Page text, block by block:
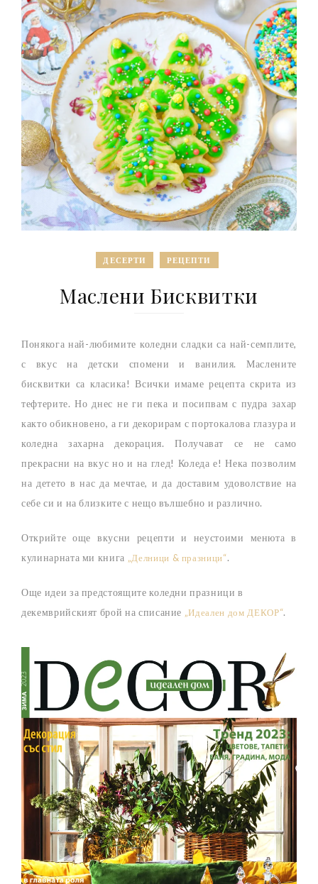
ДЕСЕРТИ РЕЦЕПТИ
Маслени Бисквитки
Понякога най-любимите коледни сладки са най-семплите,
с вкус на детски спомени и ванилия. Маслените
бисквитки са класика! Всички имаме рецепта скрита из
тефтерите. Но днес не ги пека и посипвам с пудра захар
както обикновено, а ги декорирам с портокалова глазура и
коледна захарна декорация. Получават се не само
прекрасни на вкус но и на глед! Коледа е! Нека позволим
на детето в нас да мечтае, и да доставим удоволствие на
себе си и на близките с нещо вълшебно и различно.
Открийте още вкусни рецепти и неустоими менюта в
кулинарната ми книга „Делници & празници“.
Още идеи за предстоящите коледни празници в
декемврийският брой на списание „Идеален дом ДЕКОР“.